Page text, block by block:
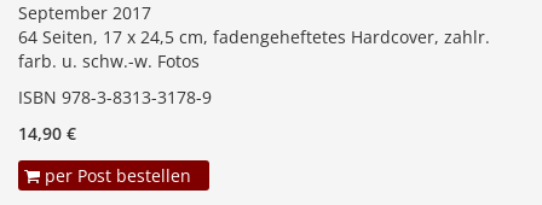
September 2017
64 Seiten, 17 x 24,5 cm, fadengeheftetes Hardcover, zahlr.
farb. u. schw.-w. Fotos
ISBN 978-3-8313-3178-9
14,90 €
per Post bestellen